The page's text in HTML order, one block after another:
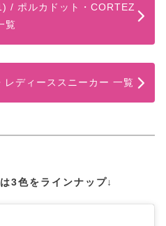
/ ポルカドット・CORTEZ
覧
ディーススニーカー 一覧
3色をラインナップ↓